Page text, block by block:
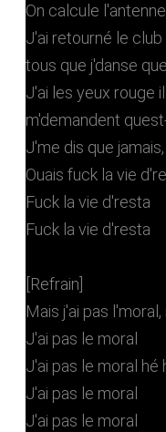
On calcule
J'ai retourné le
tous que j'danse
J'ai les yeux rouge
m'demandent
J'me dis que
Ouais fuck la vie
Fuck la vie d'resta
Fuck la vie d'resta
[Refrain]
Mais j'ai pas l'moral,
J'ai pas le moral
J'ai pas le moral hé
J'ai pas le moral
J'ai pas le moral